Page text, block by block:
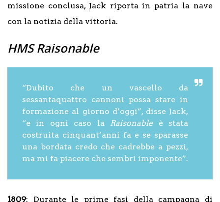
missione conclusa, Jack riporta in patria la nave
con la notizia della vittoria.
HMS Raisonable
“Dubito che un vascello da
sessantaquattro cannoni possa stare in
formazione al giorno d’oggi”, disse Jack,
“e in ogni caso la Raisonableè stata
costruita cinquant’anni fa e se sparasse
una bordata credo che cadrebbe a pezzi,
ma mi fa piacere che sembri imponente”.
1809: Durante le prime fasi della campagna di